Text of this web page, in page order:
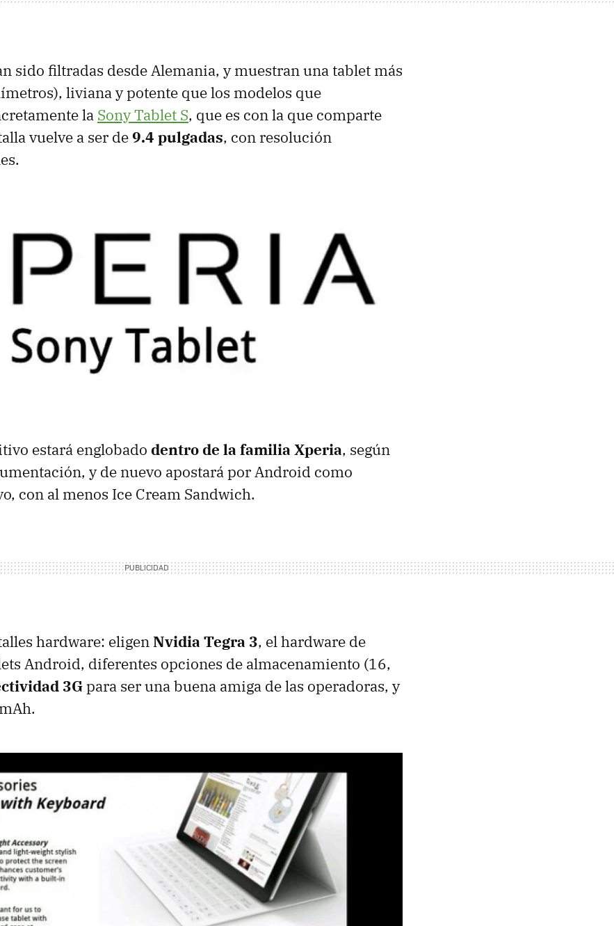
sido filtradas desde Alemania, y muestran una tablet más
liviana y potente que los modelos que
la Sony Tablet S, que es con la que comparte
vuelve a ser de9.4 pulgadas, con resolución
estará englobado dentro de la familia Xperia, según
y de nuevo apostará por Android como
con al menos Ice Cream Sandwich.
hardware: eligenNvidia Tegra 3, el hardware de
Android, diferentes opciones de almacenamiento (16,
3Gpara ser una buena amiga de las operadoras, y